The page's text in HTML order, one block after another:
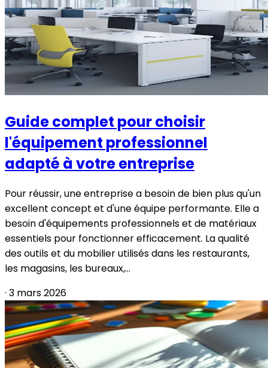
Guide complet pour choisir
l'équipement professionnel
adapté à votre entreprise
Pour réussir, une entreprise a besoin de bien plus qu'un
excellent concept et d'une équipe performante. Elle a
besoin d'équipements professionnels et de matériaux
essentiels pour fonctionner efficacement. La qualité
des outils et du mobilier utilisés dans les restaurants,
les magasins, les bureaux,...
· 3 mars 2026